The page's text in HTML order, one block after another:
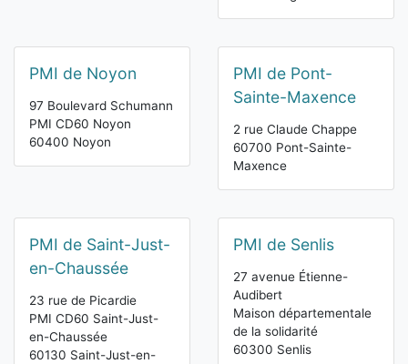
PMI de Noyon
97 Boulevard Schumann
PMI CD60 Noyon
60400 Noyon
PMI de Pont-
Sainte-Maxence
2 rue Claude Chappe
60700 Pont-Sainte-
Maxence
PMI de Saint-Just-
en-Chaussée
23 rue de Picardie
PMI CD60 Saint-Just-
en-Chaussée
60130 Saint-Just-en-
PMI de Senlis
27 avenue Étienne-
Audibert
Maison départementale
de la solidarité
60300 Senlis